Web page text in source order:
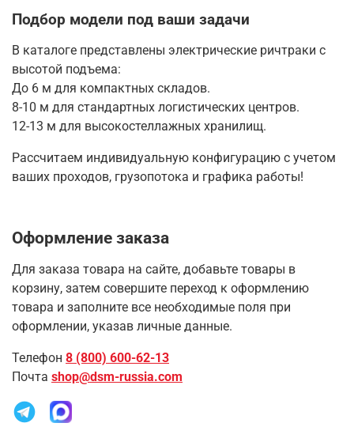
Подбор модели под ваши задачи
В каталоге представлены электрические ричтраки с
высотой подъема:
До 6 м для компактных складов.
8-10 м для стандартных логистических центров.
12-13 м для высокостеллажных хранилищ.
Рассчитаем индивидуальную конфигурацию с учетом
ваших проходов, грузопотока и графика работы!
Оформление заказа
Для заказа товара на сайте, добавьте товары в
корзину, затем совершите переход к оформлению
товара и заполните все необходимые поля при
оформлении, указав личные данные.
Телефон 8 (800) 600-62-13
Почта shop@dsm-russia.com